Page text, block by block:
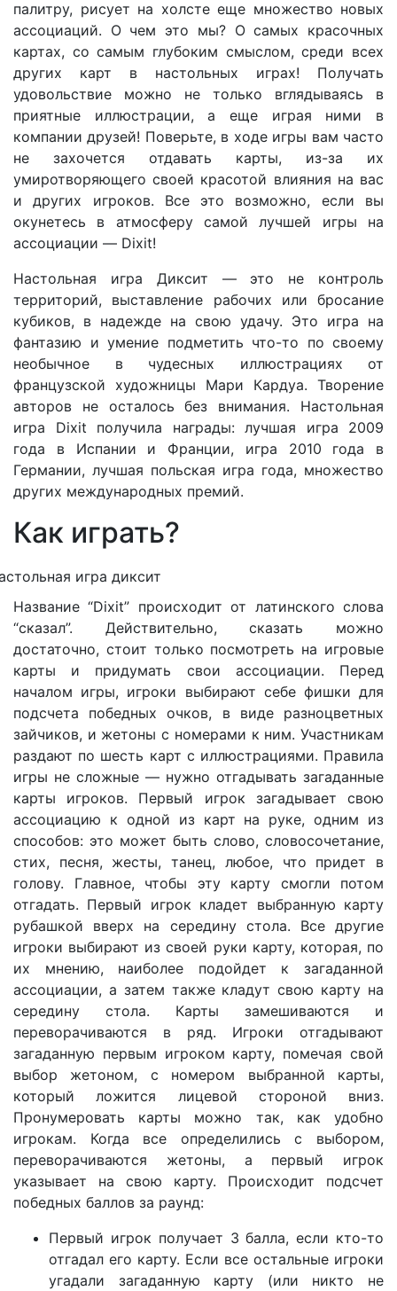
палитру, рисует на холсте еще множество новых
ассоциаций. О чем это мы? О самых красочных
картах, со самым глубоким смыслом, среди всех
других карт в настольных играх! Получать
удовольствие можно не только вглядываясь в
приятные иллюстрации, а еще играя ними в
компании друзей! Поверьте, в ходе игры вам часто
не захочется отдавать карты, из-за их
умиротворяющего своей красотой влияния на вас
и других игроков. Все это возможно, если вы
окунетесь в атмосферу самой лучшей игры на
ассоциации — Dixit!
Настольная игра Диксит — это не контроль
территорий, выставление рабочих или бросание
кубиков, в надежде на свою удачу. Это игра на
фантазию и умение подметить что-то по своему
необычное в чудесных иллюстрациях от
французской художницы Мари Кардуа. Творение
авторов не осталось без внимания. Настольная
игра Dixit получила награды: лучшая игра 2009
года в Испании и Франции, игра 2010 года в
Германии, лучшая польская игра года, множество
других международных премий.
Как играть?
Название “Dixit” происходит от латинского слова
“сказал”. Действительно, сказать можно
достаточно, стоит только посмотреть на игровые
карты и придумать свои ассоциации. Перед
началом игры, игроки выбирают себе фишки для
подсчета победных очков, в виде разноцветных
зайчиков, и жетоны с номерами к ним. Участникам
раздают по шесть карт с иллюстрациями. Правила
игры не сложные — нужно отгадывать загаданные
карты игроков. Первый игрок загадывает свою
ассоциацию к одной из карт на руке, одним из
способов: это может быть слово, словосочетание,
стих, песня, жесты, танец, любое, что придет в
голову. Главное, чтобы эту карту смогли потом
отгадать. Первый игрок кладет выбранную карту
рубашкой вверх на середину стола. Все другие
игроки выбирают из своей руки карту, которая, по
их мнению, наиболее подойдет к загаданной
ассоциации, а затем также кладут свою карту на
середину стола. Карты замешиваются и
переворачиваются в ряд. Игроки отгадывают
загаданную первым игроком карту, помечая свой
выбор жетоном, с номером выбранной карты,
который ложится лицевой стороной вниз.
Пронумеровать карты можно так, как удобно
игрокам. Когда все определились с выбором,
переворачиваются жетоны, а первый игрок
указывает на свою карту. Происходит подсчет
победных баллов за раунд:
Первый игрок получает 3 балла, если кто-то
отгадал его карту. Если все остальные игроки
угадали загаданную карту (или никто не